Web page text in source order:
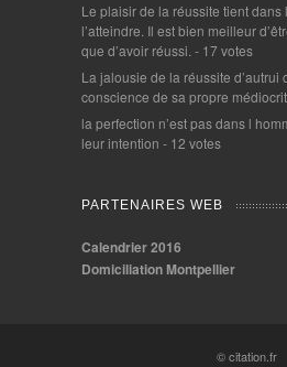
Le plaisir de la réussite tient dans
l’atteindre. Il est bien meilleur
que d’avoir réussi. - 17 votes
La jalousie de la réussite d’autrui
conscience de sa propre
la perfection n’est pas dans l
leur intention - 12 votes
PARTENAIRES WEB
Calendrier 2016
Domiciliation Montpellier
© citation.fr